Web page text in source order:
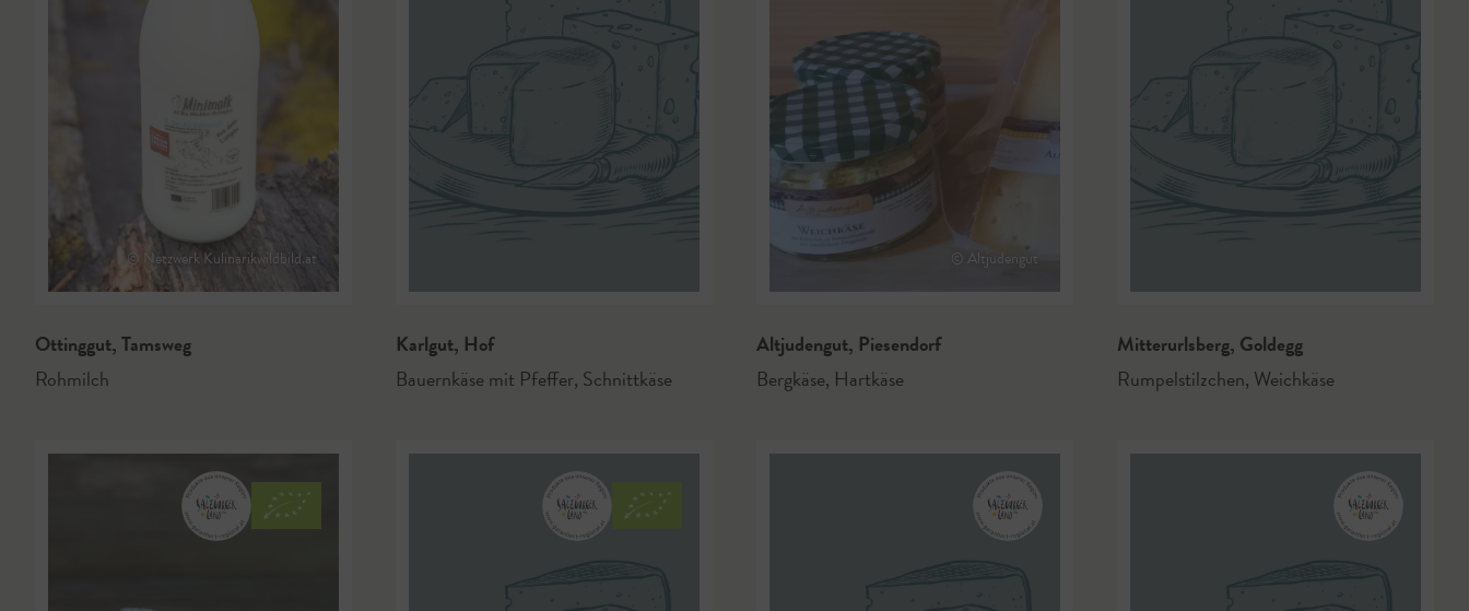
© Netzwerk Kulinarikwildbild.at
Ottinggut,Tamsweg
Rohmilch
Karlgut, Hof
Bauernkäse mit Pfeffer, Schnittkäse
© Altjudengut
Altjudengut, Piesendorf
Bergkäse, Hartkäse
Mitterurlsberg, Goldegg
Rumpelstilzchen, Weichkäse